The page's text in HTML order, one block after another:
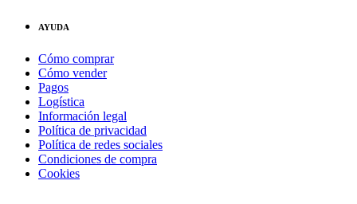
AYUDA
Cómo comprar
Cómo vender
Pagos
Logística
Información legal
Política de privacidad
Política de redes sociales
Condiciones de compra
Cookies